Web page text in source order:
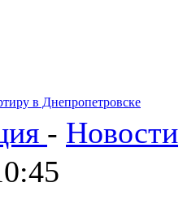
в Днепропетровске
- Новости